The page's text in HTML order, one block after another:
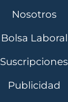
Nosotros
Bolsa Laboral
Suscripciones
Publicidad